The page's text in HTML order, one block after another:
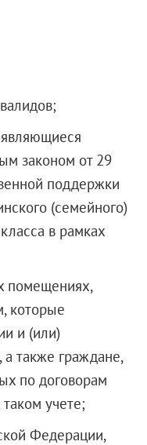
законом от 29
поддержки
(семейного)
в рамках
помещениях,
которые
и (или)
также граждане,
по договорам
учете;
Федерации,